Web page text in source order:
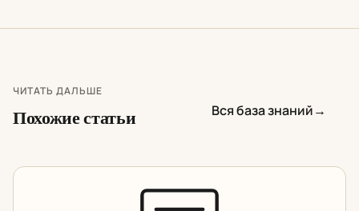
ЧИТАТЬ ДАЛЬШЕ
Похожие статьи Вся база знаний→